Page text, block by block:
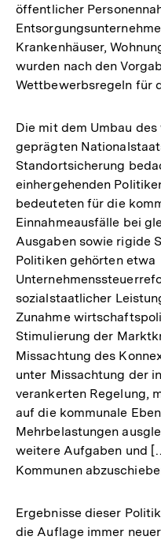
öffentlicher
Krankenhäuser,
wurden nach den
Wettbewerbsregeln für
Die mit dem Umbau
geprägten
Standortsicherung
einhergehenden
bedeuteten für die
Einnahmeausfälle bei
Ausgaben sowie rigide
Politiken gehörten etwa
sozialstaatlicher
Zunahme
Stimulierung der
Missachtung des
unter Missachtung der
verankerten Regelung,
auf die kommunale
Mehrbelastungen
weitere Aufgaben und
Kommunen
Ergebnisse dieser
die Auflage immer neuer